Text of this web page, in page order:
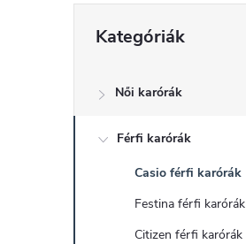
O
d
átugrása
Kategóriák
Női karórák
Férfi karórák
Casio férfi karórák
Festina férfi karórák
Citizen férfi karórák